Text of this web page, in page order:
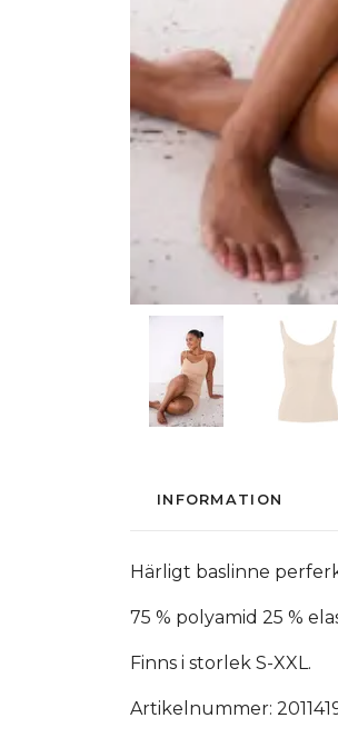
INFORMATION
Härligt baslinne
75 % polyamid 25 %
Finns i storlek S-XXL.
Artikelnummer: